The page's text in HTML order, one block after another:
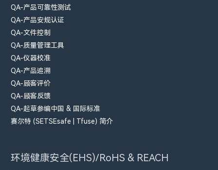
QA-产品可靠性测试
QA-产品安规认证
QA-文件控制
QA-质量管理工具
QA-仪器校准
QA-产品追溯
QA-顾客评价
QA-顾客反馈
QA-起草参编中国 & 国际标准
赛尔特 (SETSEsafe | Tfuse) 简介
环境健康安全(EHS)/RoHS & REACH